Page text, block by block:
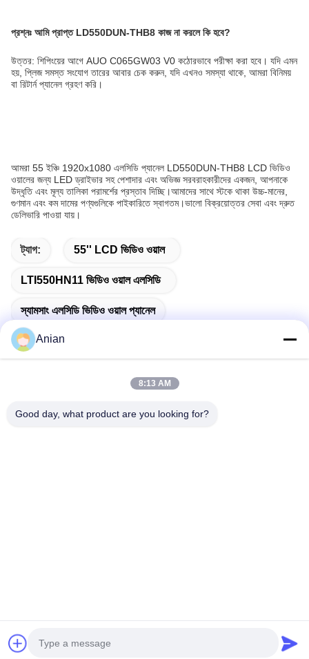
প্রশ্নঃ আমি প্রাপ্ত LD550DUN-THB8 কাজ না করলে কি হবে?
উত্তর: শিপিংয়ের আগে AUO C065GW03 V0 কঠোরভাবে পরীক্ষা করা হবে। যদি এমন
হয়, প্লিজ সমস্ত সংযোগ তারের আবার চেক করুন, যদি এখনও সমস্যা থাকে, আমরা বিনিময়
বা রিটার্ন প্যানেল গ্রহণ করি।
আমরা 55 ইঞ্চি 1920x1080 এলসিডি প্যানেল LD550DUN-THB8 LCD ভিডিও
ওয়ালের জন্য LED ড্রাইভার সহ পেশাদার এবং অভিজ্ঞ সরবরাহকারীদের একজন, আপনাকে
উদ্ধৃতি এবং মূল্য তালিকা পরামর্শের প্রস্তাব দিচ্ছি।আমাদের সাথে স্টকে থাকা উচ্চ-মানের,
গুণমান এবং কম দামের পণ্যগুলিকে পাইকারিতে স্বাগতম।ভালো বিক্রয়োত্তর সেবা এবং দ্রুত
ডেলিভারি পাওয়া যায়।
ট্যাগ: 55'' LCD ভিডিও ওয়াল
LTI550HN11 ভিডিও ওয়াল এলসিডি
স্যামসাং এলসিডি ভিডিও ওয়াল প্যানেল
Innovation Technology Co., Ltd সমস্ত অধিকার সংরক্ষিত।
Anian
8:13 AM
Good day, what product are you looking for?